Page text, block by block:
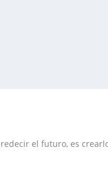
el futuro, es